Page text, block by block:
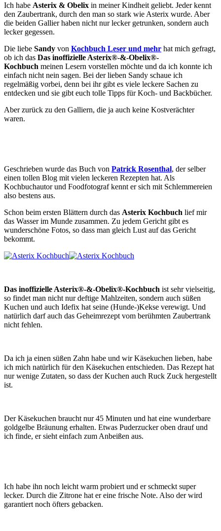
Ich habe Asterix & Obelix in meiner Kindheit geliebt. Jeder kennt
den Zaubertrank, durch den man so stark wie Asterix wurde. Aber
die beiden Gallier haben nicht nur lecker getrunken, sondern auch
lecker gegessen.
Die liebe Sandy von Kochbuch Leser und mehr hat mich gefragt,
ob ich das Das inoffizielle Asterix®-&-Obelix®-
Kochbuch meinen Lesern vorstellen möchte und da ich konnte ich
einfach nicht nein sagen. Bei der lieben Sandy schaue ich
regelmäßig vorbei, denn bei ihr gibt es viele leckere Sachen zu
entdecken und sie gibt euch tolle Tipps für Koch- und Backbücher.
Aber zurück zu den Galliern, die ja auch keine Kostverächter
waren.
Geschrieben wurde das Buch von Patrick Rosenthal, der selber
einen tollen Blog mit vielen leckeren Rezepten hat. Als
Kochbuchautor und Foodfotograf kennt er sich mit Schlemmereien
also bestens aus.
Schon beim ersten Blättern durch das Asterix Kochbuch lief mir
das Wasser im Munde zusammen. Zu jedem Gericht gibt es
wunderschöne Fotos, so dass man gleich Lust auf das Gericht
bekommt.
Das inoffizielle Asterix®-&-Obelix®-Kochbuch ist sehr vielseitig,
so findet man nicht nur deftige Mahlzeiten, sondern auch süßen
Kuchen und auch Idefix hat seine (Hunde-)Kekse verewigt. Und
natürlich darf auch das Geheimrezept vom berühmten Zaubertrank
nicht fehlen.
Da ich ja einen süßen Zahn habe und wir Käsekuchen lieben, habe
ich mich natürlich für den Käsekuchen entschieden. Das Rezept hat
nur wenige Zutaten, so dass der Kuchen auch Ruck Zuck hergestellt
ist.
Der Käsekuchen braucht nur 45 Minuten und hat eine wunderbare
goldgelbe Bräunung erhalten. Etwas Puderzucker oben drauf und
ich finde, er sieht einfach zum Anbeißen aus.
Ich habe ihn noch leicht warm probiert und er schmeckt super
lecker. Durch die Zitrone hat er eine frische Note. Also der wird
garantiert noch öfters gebacken.